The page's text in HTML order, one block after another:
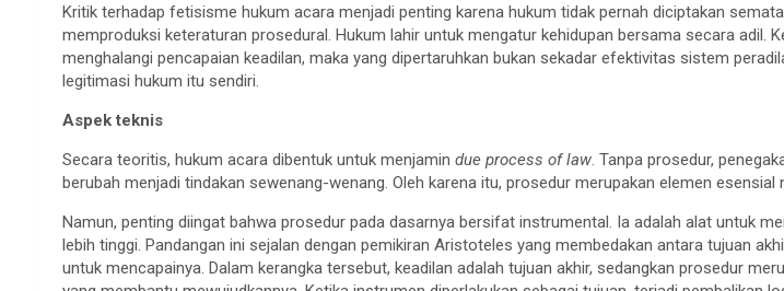
Kritik terhadap fetisisme hukum acara menjadi penting karena hukum tidak pernah diciptakan
memproduksi keteraturan prosedural. Hukum lahir untuk mengatur kehidupan bersama secara adil.
menghalangi pencapaian keadilan, maka yang dipertaruhkan bukan sekadar efektivitas sistem
legitimasi hukum itu sendiri.
Aspek teknis
Secara teoritis, hukum acara dibentuk untuk menjamin due process of law. Tanpa prosedur,
berubah menjadi tindakan sewenang-wenang. Oleh karena itu, prosedur merupakan elemen esensial
Namun, penting diingat bahwa prosedur pada dasarnya bersifat instrumental. Ia adalah alat untuk
lebih tinggi. Pandangan ini sejalan dengan pemikiran Aristoteles yang membedakan antara tujuan
untuk mencapainya. Dalam kerangka tersebut, keadilan adalah tujuan akhir, sedangkan prosedur